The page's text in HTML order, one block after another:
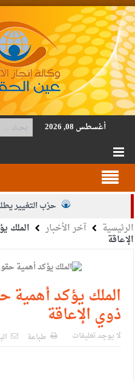
أغسطس 08, 2026
حزب التغيير
الجيش يفتح باب التجنيد
الأمن يتلف 16 مليون حبة كبتاجون و1480 كغم مواد مخدرة
القاضي يلتقي رؤساء
الرئيسية آخر الأخبار الملك
الإعاقة
الملك يؤكد
ذوي الإعاقة
لا يوجد تعليقات طباعة